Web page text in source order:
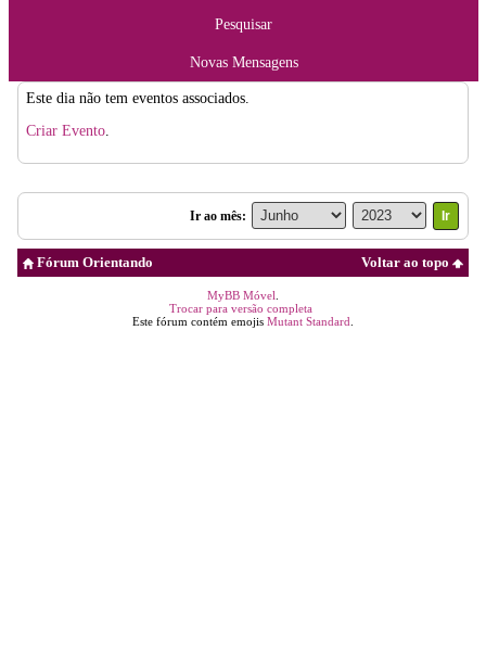
Pesquisar
Novas Mensagens
Este dia não tem eventos associados.
Criar Evento
Ir ao mês:
Voltar ao topo
Fórum Orientando
MyBB Móvel
Trocar para versão completa
Este fórum contém emojis Mutant Standard